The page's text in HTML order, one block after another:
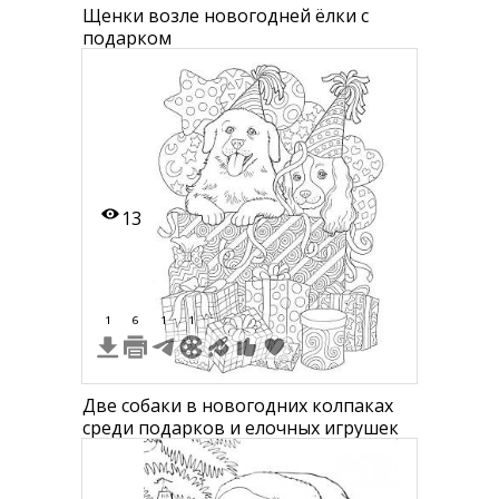
Щенки возле новогодней ёлки с
подарком
13
1 6 1 1
Две собаки в новогодних колпаках
среди подарков и елочных игрушек